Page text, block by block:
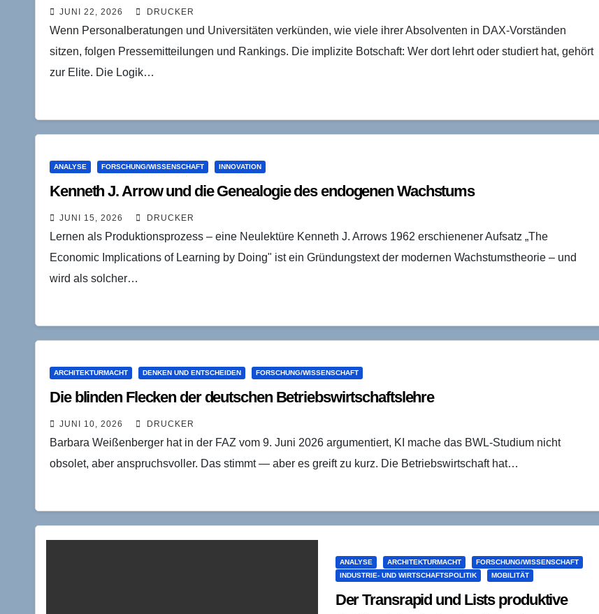
JUNI 22, 2026 DRUCKER
Wenn Personalberatungen und Universitäten verkünden, wie viele ihrer Absolventen in DAX-Vorständen
sitzen, folgen Pressemitteilungen und Rankings. Die implizite Botschaft: Wer dort lehrt oder studiert hat, gehört
zur Elite. Die Logik…
ANALYSE FORSCHUNG/WISSENSCHAFT INNOVATION
Kenneth J. Arrow und die Genealogie des endogenen Wachstums
JUNI 15, 2026 DRUCKER
Lernen als Produktionsprozess – eine Neulektüre Kenneth J. Arrows 1962 erschienener Aufsatz „The
Economic Implications of Learning by Doing" ist ein Gründungstext der modernen Wachstumstheorie – und
wird als solcher…
ARCHITEKTURMACHT DENKEN UND ENTSCHEIDEN FORSCHUNG/WISSENSCHAFT
Die blinden Flecken der deutschen Betriebswirtschaftslehre
JUNI 10, 2026 DRUCKER
Barbara Weißenberger hat in der FAZ vom 9. Juni 2026 argumentiert, KI mache das BWL-Studium nicht
obsolet, aber anspruchsvoller. Das stimmt — aber es greift zu kurz. Die Betriebswirtschaft hat…
ANALYSE ARCHITEKTURMACHT
FORSCHUNG/WISSENSCHAFT
INDUSTRIE- UND WIRTSCHAFTSPOLITIK
MOBILITÄT
Der Transrapid und Lists produktive